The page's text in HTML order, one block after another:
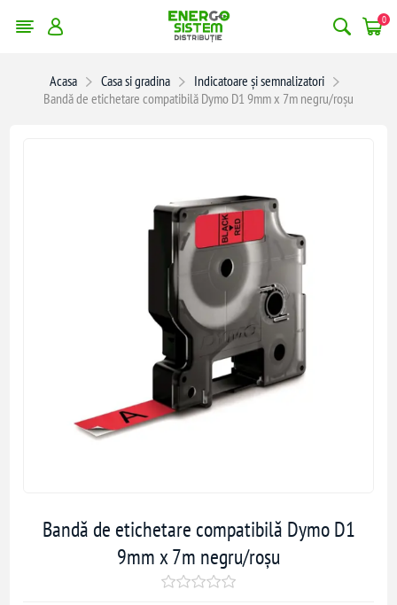
0
Acasa Casa si gradina
Indicatoare și semnalizatori
Bandă de etichetare compatibilă Dymo D1 9mm x 7m negru/roșu
Bandă de etichetare compatibilă Dymo D1
9mm x 7m negru/roșu